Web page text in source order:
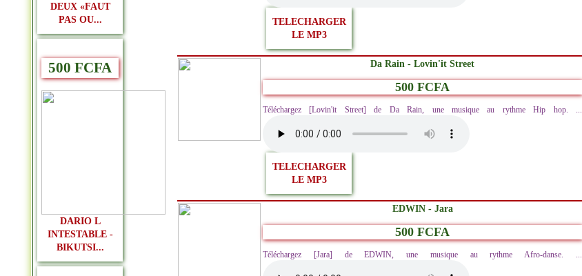
DEUX «FAUT
PAS OU...
500 FCFA
DARIO L
INTESTABLE -
BIKUTSI...
TELECHARGER
LE MP3
Da Rain - Lovin'it Street
500 FCFA
Téléchargez [Lovin'it Street] de Da Rain, une musique au rythme Hip hop. ...
TELECHARGER
LE MP3
EDWIN - Jara
500 FCFA
Téléchargez [Jara] de EDWIN, une musique au rythme Afro-danse. ...